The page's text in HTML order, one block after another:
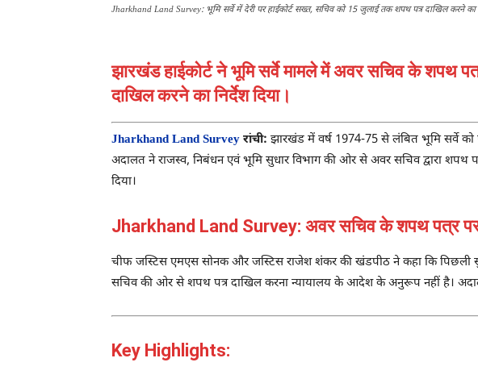
Jharkhand Land Survey: भूमि सर्वे में देरी पर हाईकोर्ट सख्त, सचिव को 15 जुलाई तक शपथ पत्र दाखिल करने का
झारखंड हाईकोर्ट ने भूमि सर्वे मामले में अवर सचिव के शपथ
दाखिल करने का निर्देश दिया।
Jharkhand Land Survey रांची: झारखंड में वर्ष 1974-75 से लंबित भूमि सर्वे को
अदालत ने राजस्व, निबंधन एवं भूमि सुधार विभाग की ओर से अवर सचिव द्वारा शपथ
दिया।
Jharkhand Land Survey: अवर सचिव के शपथ पत्र पर
चीफ जस्टिस एमएस सोनक और जस्टिस राजेश शंकर की खंडपीठ ने कहा कि पिछली
सचिव की ओर से शपथ पत्र दाखिल करना न्यायालय के आदेश के अनुरूप नहीं है।
Key Highlights: